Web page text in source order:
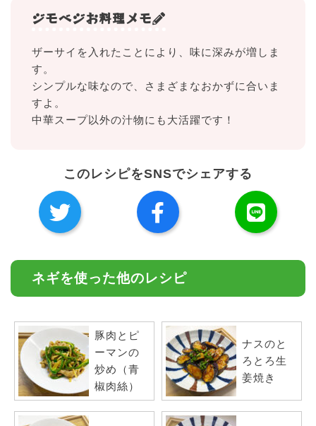
ジモベジお料理メモ
ザーサイを入れたことにより、味に深みが増しま
す。
シンプルな味なので、さまざまなおかずに合いま
すよ。
中華スープ以外の汁物にも大活躍です！
このレシピをSNSでシェアする
ネギを使った他のレシピ
豚肉とピ
ーマンの
炒め（青
椒肉絲）
ナスのと
ろとろ生
姜焼き